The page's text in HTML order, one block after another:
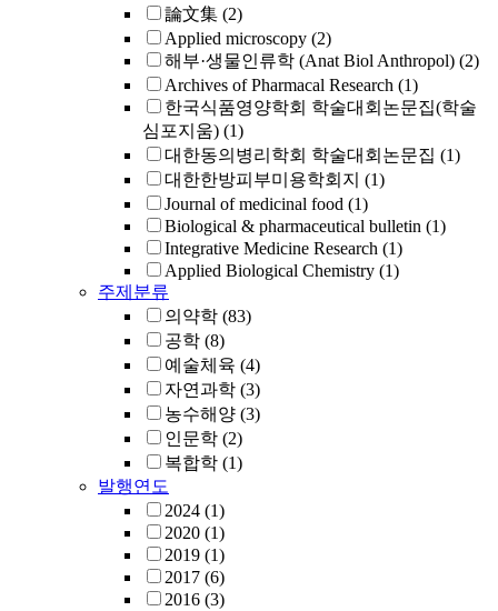
論文集 (2)
Applied microscopy (2)
해부·생물인류학 (Anat Biol Anthropol) (2)
Archives of Pharmacal Research (1)
한국식품영양학회 학술대회논문집(학술
심포지움) (1)
대한동의병리학회 학술대회논문집 (1)
대한한방피부미용학회지 (1)
Journal of medicinal food (1)
Biological & pharmaceutical bulletin (1)
Integrative Medicine Research (1)
Applied Biological Chemistry (1)
주제분류
의약학 (83)
공학 (8)
예술체육 (4)
자연과학 (3)
농수해양 (3)
인문학 (2)
복합학 (1)
발행연도
2024 (1)
2020 (1)
2019 (1)
2017 (6)
2016 (3)